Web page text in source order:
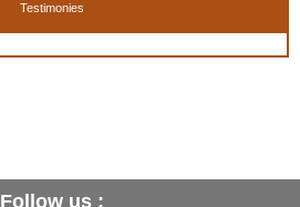
Testimonies
Follow us :